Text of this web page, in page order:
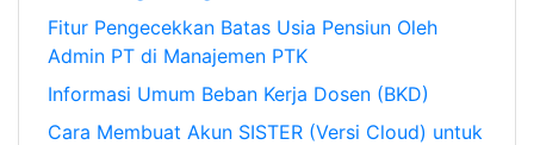
Fitur Pengecekkan Batas Usia Pensiun Oleh
Admin PT di Manajemen PTK
Informasi Umum Beban Kerja Dosen (BKD)
Cara Membuat Akun SISTER (Versi Cloud) untuk